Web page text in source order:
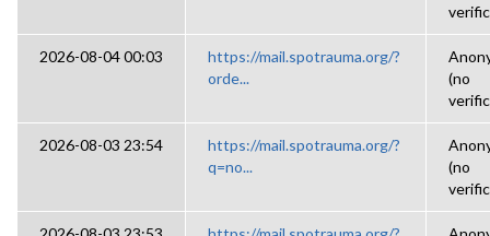
2026-08-04 00:03
https://mail.spotrauma.org/?
orde...
(no
2026-08-03 23:54
https://mail.spotrauma.org/?
q=no...
(no